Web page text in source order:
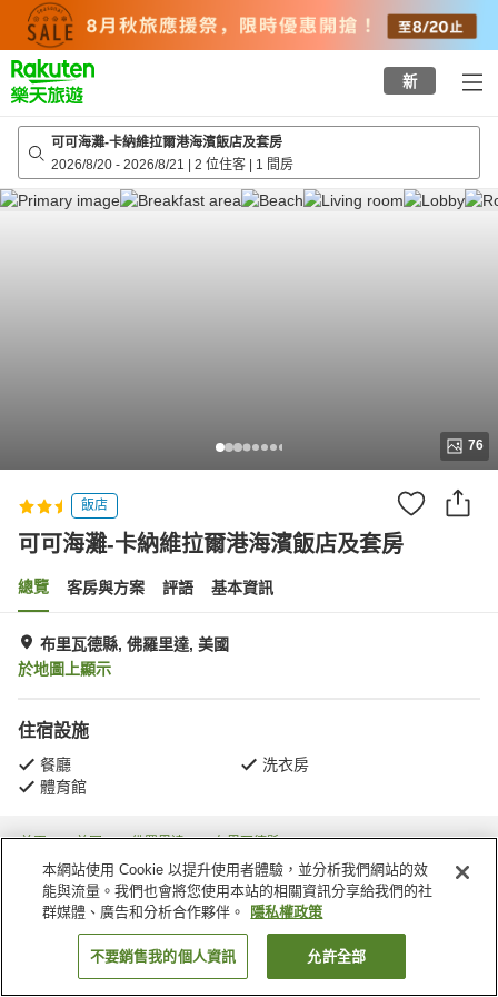
top
page
新
可可海灘-卡納維拉爾港海濱飯店及套房
2026/8/20 - 2026/8/21 | 2 位住客 | 1 間房
76
飯店
可可海灘-卡納維拉爾港海濱飯店及套房
總覽 客房與方案 評語 基本資訊
布里瓦德縣, 佛羅里達, 美國
於地圖上顯示
住宿設施
餐廳
洗衣房
體育館
首頁 美國 佛羅里達
布里瓦德縣
可可海灘-卡納維拉爾港海濱飯店及套房
找客房
本網站使用 Cookie 以提升使用者體驗，並分析我們網站的效
能與流量。我們也會將您使用本站的相關資訊分享給我們的社
群媒體、廣告和分析合作夥伴。
隱私權政策
不要銷售我的個人資訊 允許全部